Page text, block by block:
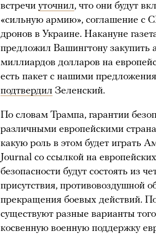
встречи уточнил, что они будут
«сильную армию», соглашение с
дронов в Украине. Накануне
предложил Вашингтону закупить
миллиардов долларов на
есть пакет с нашими
подтвердил Зеленский.
По словам Трампа, гарантии
различными европейскими
какую роль в этом будет играть
Journal со ссылкой на
безопасности будут состоять из
присутствия, противовоздушной
прекращения боевых действий.
существуют разные варианты
косвенную военную поддержку